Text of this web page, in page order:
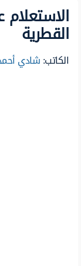
الاستعلام
القطرية
الكاتب:شادي